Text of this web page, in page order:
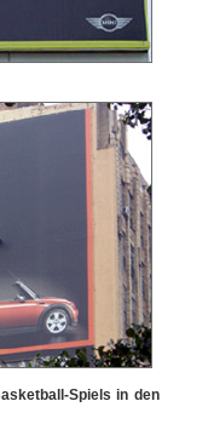
Spiels in den